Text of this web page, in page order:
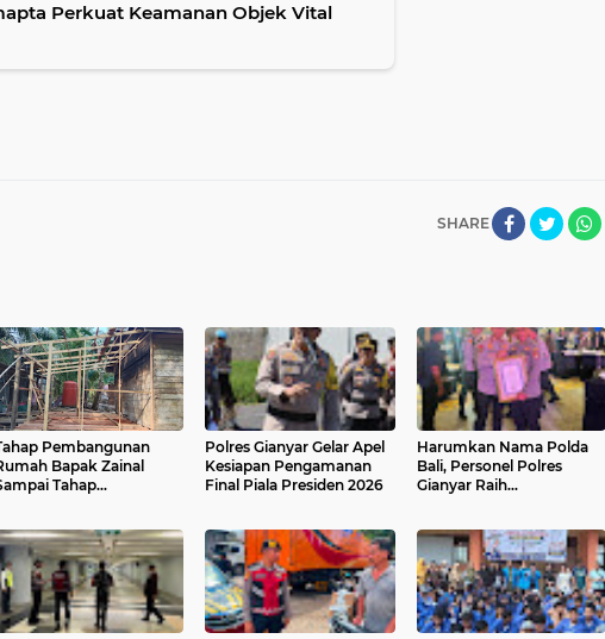
Perkuat Keamanan Objek Vital
SHARE
Pembangunan
Bapak Zainal
Tahap
Polres Gianyar Gelar Apel
Kesiapan Pengamanan
Final Piala Presiden 2026
Harumkan Nama Polda
Bali, Personel Polres
Gianyar Raih